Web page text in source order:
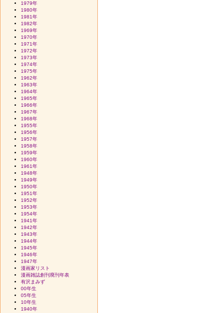
1979年
1980年
1981年
1982年
1969年
1970年
1971年
1972年
1973年
1974年
1975年
1962年
1963年
1964年
1965年
1966年
1967年
1968年
1955年
1956年
1957年
1958年
1959年
1960年
1961年
1948年
1949年
1950年
1951年
1952年
1953年
1954年
1941年
1942年
1943年
1944年
1945年
1946年
1947年
漫画家リスト
漫画雑誌創刊廃刊年表
有沢まみず
00年生
05年生
10年生
1940年